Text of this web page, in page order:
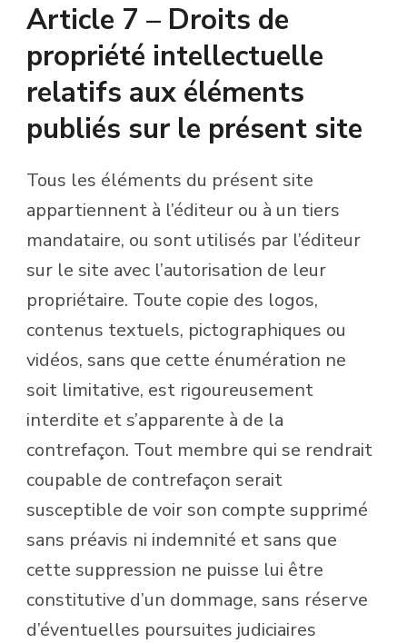
Article 7 – Droits de
propriété intellectuelle
relatifs aux éléments
publiés sur le présent site
Tous les éléments du présent site
appartiennent à l’éditeur ou à un tiers
mandataire, ou sont utilisés par l’éditeur
sur le site avec l’autorisation de leur
propriétaire. Toute copie des logos,
contenus textuels, pictographiques ou
vidéos, sans que cette énumération ne
soit limitative, est rigoureusement
interdite et s’apparente à de la
contrefaçon. Tout membre qui se rendrait
coupable de contrefaçon serait
susceptible de voir son compte supprimé
sans préavis ni indemnité et sans que
cette suppression ne puisse lui être
constitutive d’un dommage, sans réserve
d’éventuelles poursuites judiciaires